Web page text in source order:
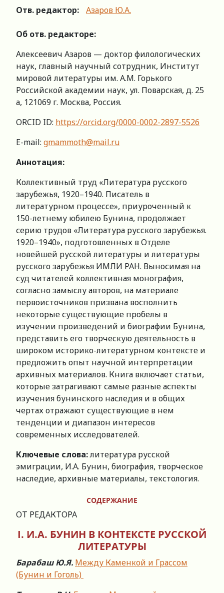
Отв. редактор:
Азаров Ю.А.
Об отв. редакторе:
Алексеевич Азаров — доктор филологических
наук, главный научный сотрудник, Институт
мировой литературы им. А.М. Горького
Российской академии наук, ул. Поварская, д. 25
а, 121069 г. Москва, Россия.
ORCID ID: https://orcid.org/0000-0002-2897-5526
E-mail: gmammoth@mail.ru
Аннотация:
Коллективный труд «Литература русского
зарубежья, 1920–1940. Писатель в
литературном процессе», приуроченный к
150-летнему юбилею Бунина, продолжает
серию трудов «Литература русского зарубежья.
1920–1940», подготовленных в Отделе
новейшей русской литературы и литературы
русского зарубежья ИМЛИ РАН. Выносимая на
суд читателей коллективная монография,
согласно замыслу авторов, на материале
первоисточников призвана восполнить
некоторые существующие пробелы в
изучении произведений и биографии Бунина,
представить его творческую деятельность в
широком историко-литературном контексте и
предложить опыт научной интерпретации
архивных материалов. Книга включает статьи,
которые затрагивают самые разные аспекты
изучения бунинского наследия и в общих
чертах отражают существующие в нем
тенденции и диапазон интересов
современных исследователей.
Ключевые слова:литература русской
эмиграции, И.А. Бунин, биография, творческое
наследие, архивные материалы, текстология.
СОДЕРЖАНИЕ
ОТ РЕДАКТОРА
I. И.А. БУНИН В КОНТЕКСТЕ РУССКОЙ
ЛИТЕРАТУРЫ
Барабаш Ю.Я. Между Каменкой и Грассом
(Бунин и Гоголь)